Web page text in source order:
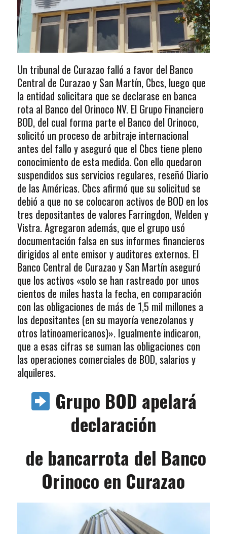
Un tribunal de Curazao falló a favor del Banco
Central de Curazao y San Martín, Cbcs, luego que
la entidad solicitara que se declarase en banca
rota al Banco del Orinoco NV. El Grupo Financiero
BOD, del cual forma parte el Banco del Orinoco,
solicitó un proceso de arbitraje internacional
antes del fallo y aseguró que el Cbcs tiene pleno
conocimiento de esta medida. Con ello quedaron
suspendidos sus servicios regulares, reseñó Diario
de las Américas. Cbcs afirmó que su solicitud se
debió a que no se colocaron activos de BOD en los
tres depositantes de valores Farringdon, Welden y
Vistra. Agregaron además, que el grupo usó
documentación falsa en sus informes financieros
dirigidos al ente emisor y auditores externos. El
Banco Central de Curazao y San Martín aseguró
que los activos «solo se han rastreado por unos
cientos de miles hasta la fecha, en comparación
con las obligaciones de más de 1,5 mil millones a
los depositantes (en su mayoría venezolanos y
otros latinoamericanos)». Igualmente indicaron,
que a esas cifras se suman las obligaciones con
las operaciones comerciales de BOD, salarios y
alquileres.
Grupo BOD apelará
declaración
de bancarrota del Banco
Orinoco en Curazao